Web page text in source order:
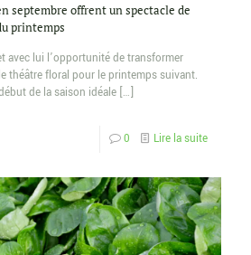
septembre offrent un spectacle de
printemps
avec lui l’opportunité de transformer
théâtre floral pour le printemps suivant.
de la saison idéale […]
0 Lire la suite